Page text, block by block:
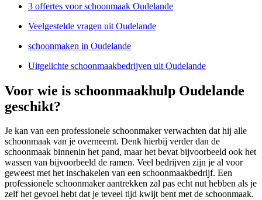
3 offertes voor schoonmaak Oudelande
Veelgestelde vragen uit Oudelande
schoonmaken in Oudelande
Uitgelichte schoonmaakbedrijven uit Oudelande
Voor wie is schoonmaakhulp Oudelande
geschikt?
Je kan van een professionele schoonmaker verwachten dat hij alle
schoonmaak van je overneemt. Denk hierbij verder dan de
schoonmaak binnenin het pand, maar het bevat bijvoorbeeld ook het
wassen van bijvoorbeeld de ramen. Veel bedrijven zijn je al voor
geweest met het inschakelen van een schoonmaakbedrijf. Een
professionele schoonmaker aantrekken zal pas echt nut hebben als je
zelf het gevoel hebt dat je teveel tijd kwijt bent met de schoonmaak.